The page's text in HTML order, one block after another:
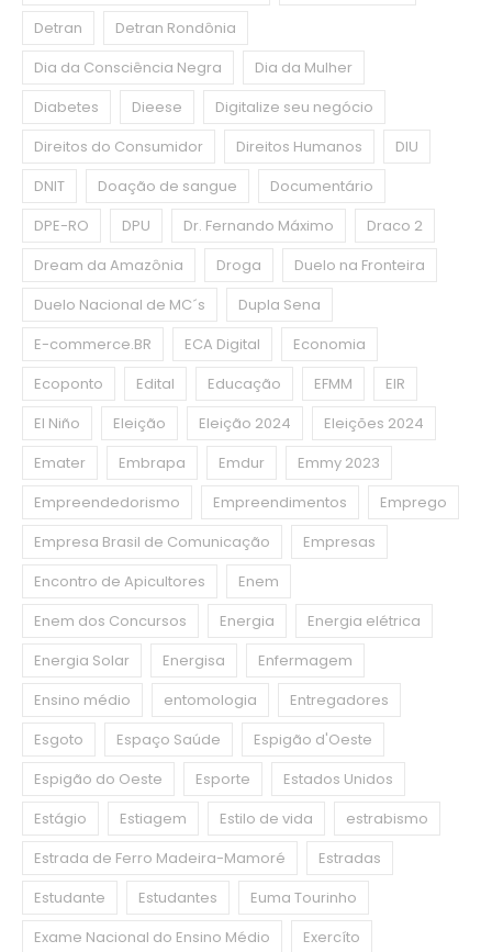
Detran
Detran Rondônia
Dia da Consciência Negra
Dia da Mulher
Diabetes
Dieese
Digitalize seu negócio
Direitos do Consumidor
Direitos Humanos
DIU
DNIT
Doação de sangue
Documentário
DPE-RO
DPU Dr. Fernando Máximo
Draco 2
Dream da Amazônia
Droga
Duelo na Fronteira
Duelo Nacional de MC´s
Dupla Sena
E-commerce.BR
ECA Digital
Economia
Ecoponto
Edital Educação EFMM
EIR
El Niño
Eleição Eleição 2024
Eleições 2024
Emater
Embrapa Emdur
Emmy 2023
Empreendedorismo
Empreendimentos
Emprego
Empresa Brasil de Comunicação
Empresas
Encontro de Apicultores
Enem
Enem dos Concursos
Energia
Energia elétrica
Energia Solar
Energisa
Enfermagem
Ensino médio
entomologia
Entregadores
Esgoto
Espaço Saúde
Espigão d'Oeste
Espigão do Oeste
Esporte
Estados Unidos
Estágio
Estiagem Estilo de vida
estrabismo
Estrada de Ferro Madeira-Mamoré
Estradas
Estudante
Estudantes
Euma Tourinho
Exame Nacional do Ensino Médio
Exercíto